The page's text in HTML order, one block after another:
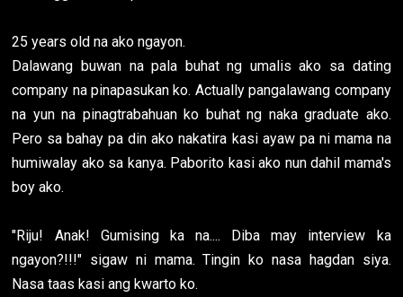
25 years old na ako ngayon.
Dalawang buwan na pala buhat ng umalis ako sa dating
company na pinapasukan ko. Actually pangalawang company
na yun na pinagtrabahuan ko buhat ng naka graduate ako.
Pero sa bahay pa din ako nakatira kasi ayaw pa ni mama na
humiwalay ako sa kanya. Paborito kasi ako nun dahil mama's
boy ako.
"Riju! Anak! Gumising ka na.... Diba may interview ka
ngayon?!!!" sigaw ni mama. Tingin ko nasa hagdan siya.
Nasa taas kasi ang kwarto ko.